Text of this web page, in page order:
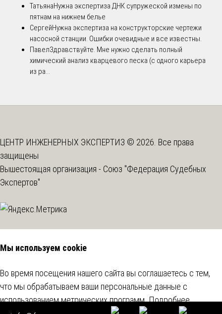
ТатьянаНужна экспертиза ДНК супружеской измены по
пятнам на нижнем белье
СергейНужна экспертиза на конструкторские чертежи
насосной станции. Ошибки очевидные и все известны.
ПавелЗдравствуйте. Мне нужно сделать полный
химический анализ кварцевого песка (с одного карьера
из ра...
ЦЕНТР ИНЖЕНЕРНЫХ ЭКСПЕРТИЗ © 2026. Все права
защищены
Вышестоящая организация - Союз "Федерация Судебных
Экспертов"
Мы используем cookie
Во время посещения нашего сайта вы соглашаетесь с тем,
что мы обрабатываем ваши персональные данные с
использованием метрических программ.Подробнее